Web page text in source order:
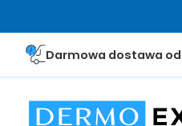
Darmowa dostawa od